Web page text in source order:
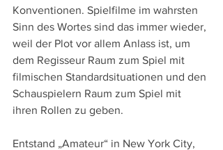
Konventionen. Spielfilme im wahrsten
Sinn des Wortes sind das immer wieder,
weil der Plot vor allem Anlass ist, um
dem Regisseur Raum zum Spiel mit
filmischen Standardsituationen und den
Schauspielern Raum zum Spiel mit
ihren Rollen zu geben.
Entstand „Amateur“ in New York City,